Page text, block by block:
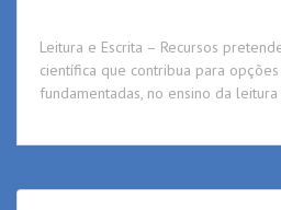
Leitura e Escrita – Recursos
científica que contribua para
fundamentadas, no ensino da